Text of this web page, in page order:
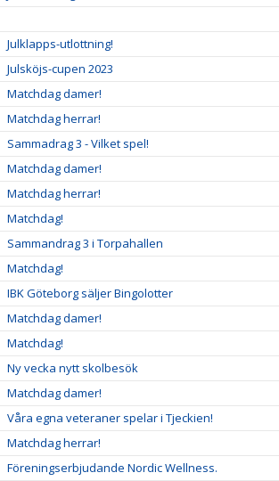
Julklapps-utlottning!
Julsköjs-cupen 2023
Matchdag damer!
Matchdag herrar!
Sammadrag 3 - Vilket spel!
Matchdag damer!
Matchdag herrar!
Matchdag!
Sammandrag 3 i Torpahallen
Matchdag!
IBK Göteborg säljer Bingolotter
Matchdag damer!
Matchdag!
Ny vecka nytt skolbesök
Matchdag damer!
Våra egna veteraner spelar i Tjeckien!
Matchdag herrar!
Föreningserbjudande Nordic Wellness.